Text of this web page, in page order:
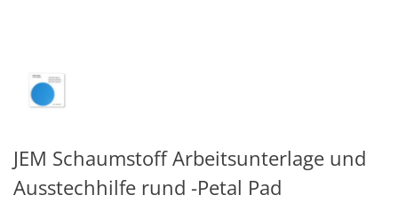
JEM Schaumstoff Arbeitsunterlage und
Ausstechhilfe rund -Petal Pad